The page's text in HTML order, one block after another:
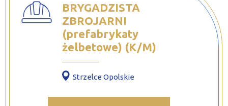
BRYGADZISTA
ZBROJARNI
(prefabrykaty
żelbetowe) (K/M)
Strzelce Opolskie